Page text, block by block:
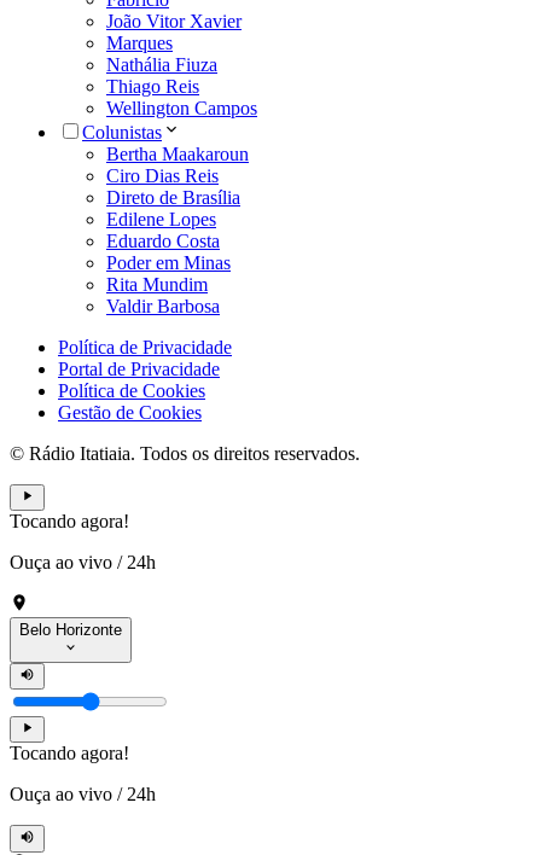
João Vitor Xavier
Marques
Nathália Fiuza
Thiago Reis
Wellington Campos
Colunistas
Bertha Maakaroun
Ciro Dias Reis
Direto de Brasília
Edilene Lopes
Eduardo Costa
Poder em Minas
Rita Mundim
Valdir Barbosa
Política de Privacidade
Portal de Privacidade
Política de Cookies
Gestão de Cookies
© Rádio Itatiaia. Todos os direitos reservados.
Tocando agora!
Ouça ao vivo / 24h
Belo Horizonte
Tocando agora!
Ouça ao vivo / 24h